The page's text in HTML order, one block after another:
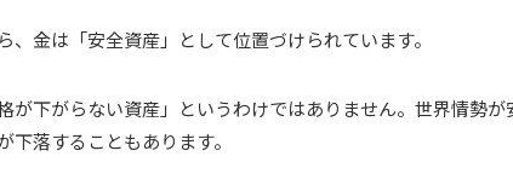
、金は「安全資産」として位置づけられています。
が下がらない資産」というわけではありません。世界情勢
下落することもあります。